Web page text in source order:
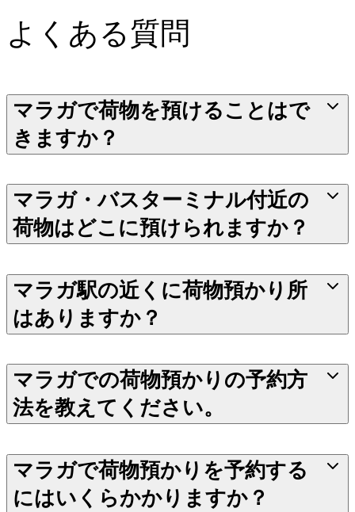
よくある質問
マラガで荷物を預けることはで
きますか？
マラガ・バスターミナル付近の
荷物はどこに預けられますか？
マラガ駅の近くに荷物預かり所
はありますか？
マラガでの荷物預かりの予約方
法を教えてください。
マラガで荷物預かりを予約する
にはいくらかかりますか？